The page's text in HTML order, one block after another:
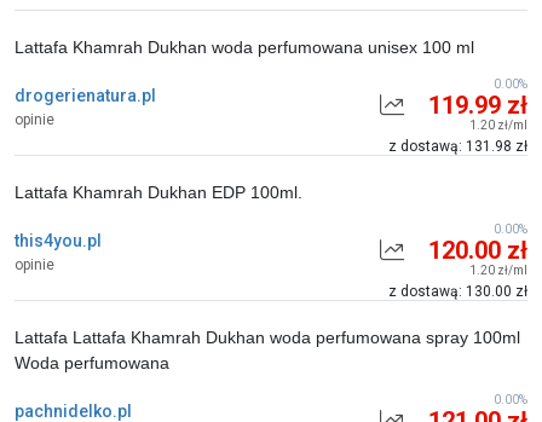
drogerienatura.pl
opinie
Lattafa Khamrah Dukhan woda perfumowana unisex 100 ml
119.99 zł
1.20 zł/ml
z dostawą: 131.98 zł
0.00%
this4you.pl
opinie
Lattafa Khamrah Dukhan EDP 100ml.
120.00 zł
1.20 zł/ml
z dostawą: 130.00 zł
0.00%
pachnidelko.pl
Lattafa Lattafa Khamrah Dukhan woda perfumowana spray 100ml
Woda perfumowana
0.00%